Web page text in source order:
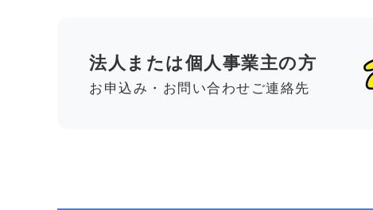
法人または個人事業主の方
お申込み・お問い合わせご連絡先